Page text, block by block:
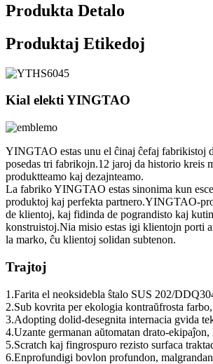
Produkta Detalo
Produktaj Etikedoj
Kial elekti YINGTAO
YINGTAO estas unu el ĉinaj ĉefaj fabrikistoj
posedas tri fabrikojn.12 jaroj da historio kreis
produktteamo kaj dezajnteamo.
La fabriko YINGTAO estas sinonima kun
produktoj kaj perfekta partnero.YINGTAO-
de klientoj, kaj fidinda de pograndisto kaj
konstruistoj.Nia misio estas igi klientojn porti
la marko, ĉu klientoj solidan subtenon.
Trajtoj
1.Farita el neoksidebla ŝtalo SUS 202/
2.Sub kovrita per ekologia kontraŭfrosta
3.Adopting dolid-desegnita internacia gvida
4.Uzante germanan aŭtomatan drato-
5.Scratch kaj fingrospuro rezisto surfaca
6.Enprofundigi bovlon profundon,